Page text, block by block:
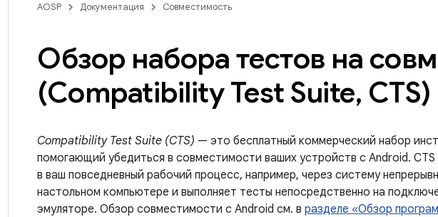
AOSP Документация Совместимость
Обзор набора тестов на
(Compatibility Test Suite, CTS)
Compatibility Test Suite (CTS) — это бесплатный коммерческий набор
помогающий убедиться в совместимости ваших устройств с Android. CTS
в ваш повседневный рабочий процесс, например, через систему
настольном компьютере и выполняет тесты непосредственно на
эмуляторе. Обзор совместимости с Android см. в разделе «Обзор